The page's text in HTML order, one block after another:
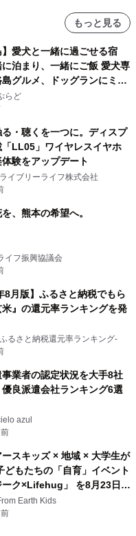
もっと見る
】愛犬と一緒に過ごせる宿
泊まり、一緒にご飯 愛犬専
グルメ、ドッグランにミニ
ランピングとトレーラーハウ
で
らど
る・聴くを一つに。ディスプ
「LL05」ワイヤレスイヤホ
験をアップデート
イブリーライフ株式会社
、熊本の希望へ。
イフ振興協議会
8月版】ふるさと納税でもら
米』の還元率ランキングを発
るさと納税還元率ランキング-
業者の認定状況を大手8社
良派遣会社ランキング6選
azul
ースキッズ × 地域 × 大学生が
どもたちの「自育」イベント
ーク×Lifehug」 を8月23日
Earth Kids